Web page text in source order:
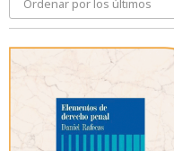
Ordenar por los últimos